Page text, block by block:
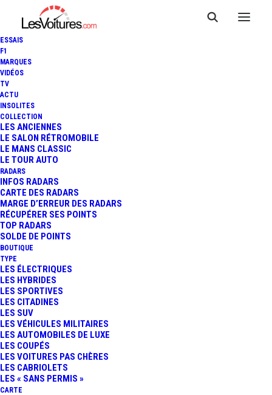
ESSAIS
F1
MARQUES
VIDÉOS
TV
ACTU
INSOLITES
COLLECTION
LES ANCIENNES
LE SALON RÉTROMOBILE
LE MANS CLASSIC
LE TOUR AUTO
RADARS
INFOS RADARS
CARTE DES RADARS
MARGE D’ERREUR DES RADARS
RÉCUPÉRER SES POINTS
TOP RADARS
SOLDE DE POINTS
BOUTIQUE
TYPE
LES ÉLECTRIQUES
LES HYBRIDES
LES SPORTIVES
LES CITADINES
LES SUV
LES VÉHICULES MILITAIRES
LES AUTOMOBILES DE LUXE
LES COUPÉS
LES VOITURES PAS CHÈRES
LES CABRIOLETS
LES « SANS PERMIS »
CARTE
Informations
Catégorie
Marque
Adresse
Commune